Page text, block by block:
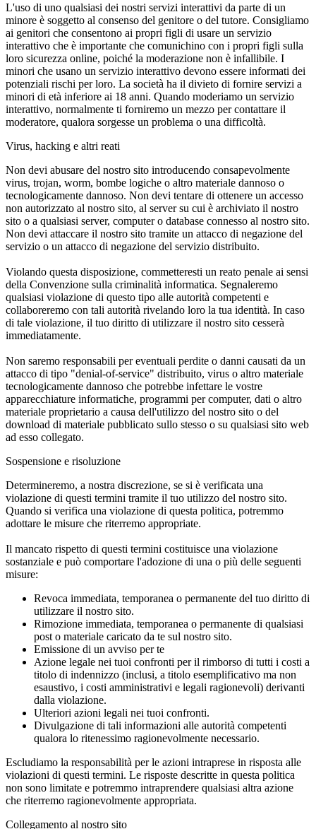
L'uso di uno qualsiasi dei nostri servizi interattivi da parte di un
minore è soggetto al consenso del genitore o del tutore. Consigliamo
ai genitori che consentono ai propri figli di usare un servizio
interattivo che è importante che comunichino con i propri figli sulla
loro sicurezza online, poiché la moderazione non è infallibile. I
minori che usano un servizio interattivo devono essere informati dei
potenziali rischi per loro. La società ha il divieto di fornire servizi a
minori di età inferiore ai 18 anni. Quando moderiamo un servizio
interattivo, normalmente ti forniremo un mezzo per contattare il
moderatore, qualora sorgesse un problema o una difficoltà.
Virus, hacking e altri reati
Non devi abusare del nostro sito introducendo consapevolmente
virus, trojan, worm, bombe logiche o altro materiale dannoso o
tecnologicamente dannoso. Non devi tentare di ottenere un accesso
non autorizzato al nostro sito, al server su cui è archiviato il nostro
sito o a qualsiasi server, computer o database connesso al nostro sito.
Non devi attaccare il nostro sito tramite un attacco di negazione del
servizio o un attacco di negazione del servizio distribuito.
Violando questa disposizione, commetteresti un reato penale ai sensi
della Convenzione sulla criminalità informatica. Segnaleremo
qualsiasi violazione di questo tipo alle autorità competenti e
collaboreremo con tali autorità rivelando loro la tua identità. In caso
di tale violazione, il tuo diritto di utilizzare il nostro sito cesserà
immediatamente.
Non saremo responsabili per eventuali perdite o danni causati da un
attacco di tipo "denial-of-service" distribuito, virus o altro materiale
tecnologicamente dannoso che potrebbe infettare le vostre
apparecchiature informatiche, programmi per computer, dati o altro
materiale proprietario a causa dell'utilizzo del nostro sito o del
download di materiale pubblicato sullo stesso o su qualsiasi sito web
ad esso collegato.
Sospensione e risoluzione
Determineremo, a nostra discrezione, se si è verificata una
violazione di questi termini tramite il tuo utilizzo del nostro sito.
Quando si verifica una violazione di questa politica, potremmo
adottare le misure che riterremo appropriate.
Il mancato rispetto di questi termini costituisce una violazione
sostanziale e può comportare l'adozione di una o più delle seguenti
misure:
Revoca immediata, temporanea o permanente del tuo diritto di
utilizzare il nostro sito.
Rimozione immediata, temporanea o permanente di qualsiasi
post o materiale caricato da te sul nostro sito.
Emissione di un avviso per te
Azione legale nei tuoi confronti per il rimborso di tutti i costi a
titolo di indennizzo (inclusi, a titolo esemplificativo ma non
esaustivo, i costi amministrativi e legali ragionevoli) derivanti
dalla violazione.
Ulteriori azioni legali nei tuoi confronti.
Divulgazione di tali informazioni alle autorità competenti
qualora lo ritenessimo ragionevolmente necessario.
Escludiamo la responsabilità per le azioni intraprese in risposta alle
violazioni di questi termini. Le risposte descritte in questa politica
non sono limitate e potremmo intraprendere qualsiasi altra azione
che riterremo ragionevolmente appropriata.
Collegamento al nostro sito